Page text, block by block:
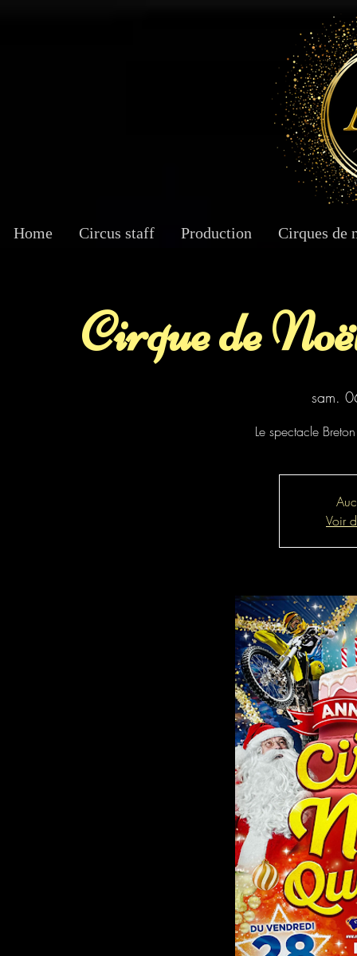
Home Circus staff Production Cirques de
Cirque de
sam.
Le spectacle
Voir